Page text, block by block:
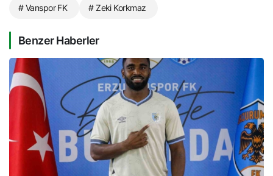
# Vanspor FK # Zeki Korkmaz
Benzer Haberler